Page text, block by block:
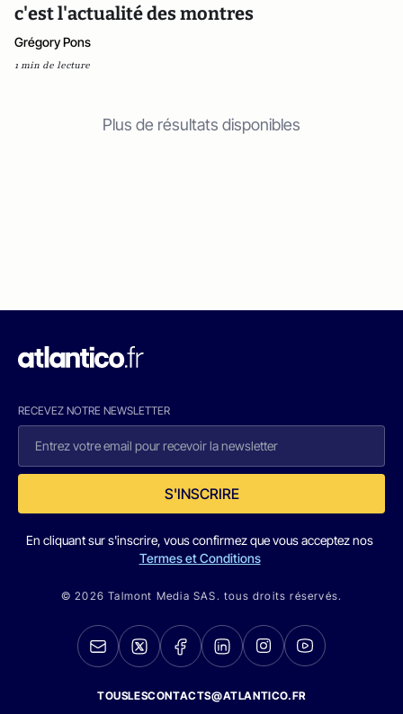
c'est l'actualité des montres
Grégory Pons
1 min de lecture
Plus de résultats disponibles
RECEVEZ NOTRE NEWSLETTER
S'INSCRIRE
En cliquant sur s'inscrire, vous confirmez que vous acceptez nos
Termes et Conditions
© 2026 Talmont Media SAS. tous droits réservés.
TOUSLESCONTACTS@ATLANTICO.FR